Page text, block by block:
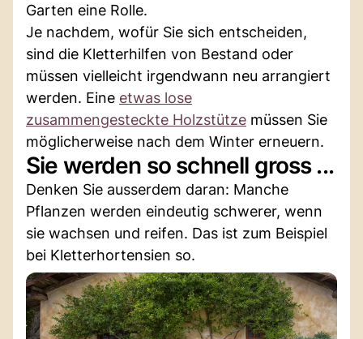
Garten eine Rolle.
Je nachdem, wofür Sie sich entscheiden,
sind die Kletterhilfen von Bestand oder
müssen vielleicht irgendwann neu arrangiert
werden. Eine etwas lose
zusammengesteckte Holzstütze müssen Sie
möglicherweise nach dem Winter erneuern.
Sie werden so schnell gross ...
Denken Sie ausserdem daran: Manche
Pflanzen werden eindeutig schwerer, wenn
sie wachsen und reifen. Das ist zum Beispiel
bei Kletterhortensien so.